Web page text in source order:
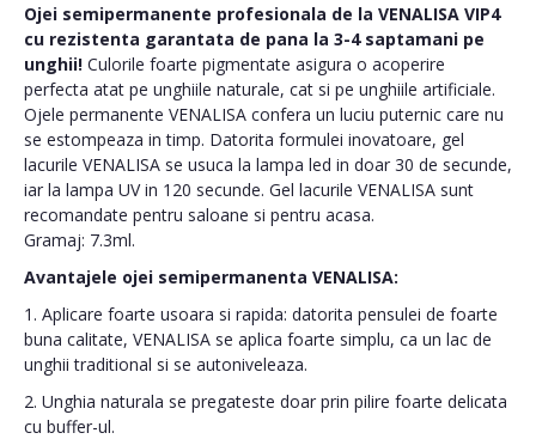
Ojei semipermanente profesionala de la VENALISA VIP4
cu rezistenta garantata de pana la 3-4 saptamani pe
unghii! Culorile foarte pigmentate asigura o acoperire
perfecta atat pe unghiile naturale, cat si pe unghiile artificiale.
Ojele permanente VENALISA confera un luciu puternic care nu
se estompeaza in timp. Datorita formulei inovatoare, gel
lacurile VENALISA se usuca la lampa led in doar 30 de secunde,
iar la lampa UV in 120 secunde. Gel lacurile VENALISA sunt
recomandate pentru saloane si pentru acasa.
Gramaj: 7.3ml.
Avantajele ojei semipermanenta VENALISA:
1. Aplicare foarte usoara si rapida: datorita pensulei de foarte
buna calitate, VENALISA se aplica foarte simplu, ca un lac de
unghii traditional si se autoniveleaza.
2. Unghia naturala se pregateste doar prin pilire foarte delicata
cu buffer-ul.